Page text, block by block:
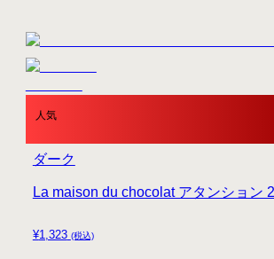
人気
¥1,323 (税込)
La maison du chocolat アタンション
ダーク